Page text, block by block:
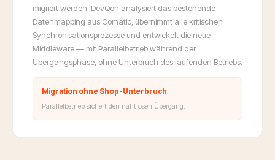
migriert werden. DevQon analysiert das bestehende
Datenmapping aus Comatic, übernimmt alle kritischen
Synchronisationsprozesse und entwickelt die neue
Middleware — mit Parallelbetrieb während der
Übergangsphase, ohne Unterbruch des laufenden Betriebs.
Migration ohne Shop-Unterbruch
Parallelbetrieb sichert den nahtlosen Übergang.